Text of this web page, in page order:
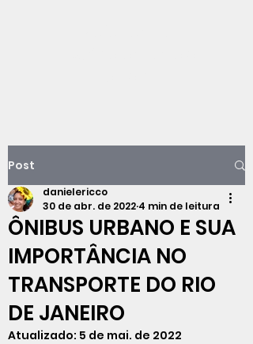
Post
ÔNIBUS URBANO E SUA
IMPORTÂNCIA NO
TRANSPORTE DO RIO
DE JANEIRO
danielericco
30 de abr. de 2022 4 min de leitura
Atualizado: 5 de mai. de 2022